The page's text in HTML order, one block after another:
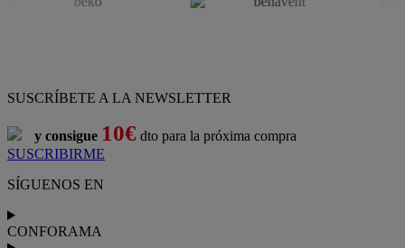
SUSCRÍBETE A LA NEWSLETTER
y consigue 10€ dto para la próxima compra
SUSCRIBIRME
SÍGUENOS EN
CONFORAMA